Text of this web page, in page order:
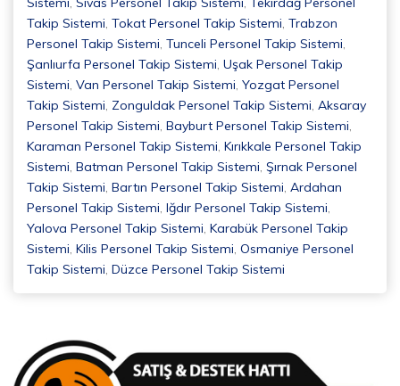
Takip Sistemi, Tokat Personel Takip Sistemi, Trabzon
Personel Takip Sistemi, Tunceli Personel Takip Sistemi,
Şanlıurfa Personel Takip Sistemi, Uşak Personel Takip
Sistemi, Van Personel Takip Sistemi, Yozgat Personel
Takip Sistemi, Zonguldak Personel Takip Sistemi, Aksaray
Personel Takip Sistemi, Bayburt Personel Takip Sistemi,
Karaman Personel Takip Sistemi, Kırıkkale Personel Takip
Sistemi, Batman Personel Takip Sistemi, Şırnak Personel
Takip Sistemi, Bartın Personel Takip Sistemi, Ardahan
Personel Takip Sistemi, Iğdır Personel Takip Sistemi,
Yalova Personel Takip Sistemi, Karabük Personel Takip
Sistemi, Kilis Personel Takip Sistemi, Osmaniye Personel
Takip Sistemi, Düzce Personel Takip Sistemi